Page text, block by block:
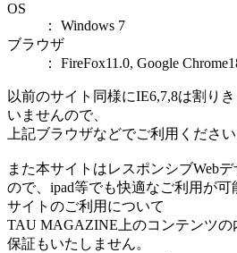
OS
： Windows 7
ブラウザ
： FireFox11.0, Google
以前のサイト同様にIE6,7,8は割り
いませんので、
上記ブラウザなどでご利用ください
また本サイトはレスポンシブWeb
ので、ipad等でも快適なご利用が可
サイトのご利用について
TAU MAGAZINE上のコンテンツの
保証もいたしません。